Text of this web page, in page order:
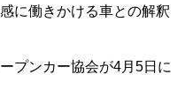
に働きかける車との解釈
プンカー協会が4月5日に